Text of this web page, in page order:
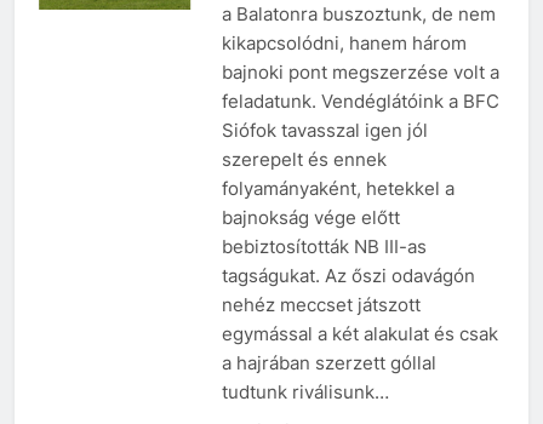
a Balatonra buszoztunk, de nem
kikapcsolódni, hanem három
bajnoki pont megszerzése volt a
feladatunk. Vendéglátóink a BFC
Siófok tavasszal igen jól
szerepelt és ennek
folyamányaként, hetekkel a
bajnokság vége előtt
bebiztosították NB III-as
tagságukat. Az őszi odavágón
nehéz meccset játszott
egymással a két alakulat és csak
a hajrában szerzett góllal
tudtunk riválisunk…